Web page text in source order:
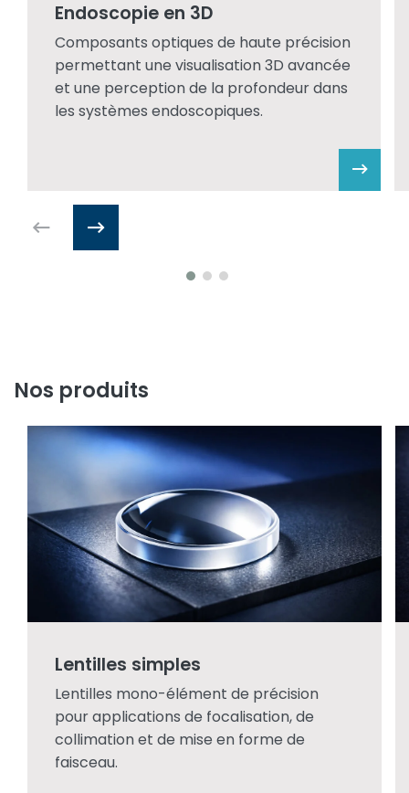
Endoscopie en 3D
Composants optiques de haute précision
permettant une visualisation 3D avancée
et une perception de la profondeur dans
les systèmes endoscopiques.
Nos produits
Lentilles simples
Lentilles mono-élément de précision
pour applications de focalisation, de
collimation et de mise en forme de
faisceau.